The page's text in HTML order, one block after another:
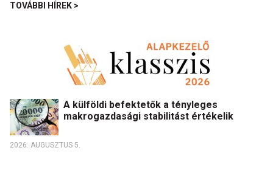
TOVÁBBI HÍREK >
A külföldi befektetők a tényleges
makrogazdasági stabilitást értékelik
2026. AUGUSZTUS 5.